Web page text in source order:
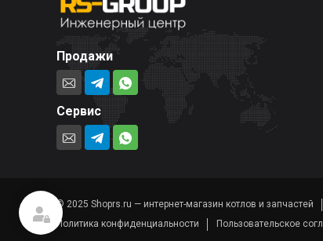
Продажи
Сервис
© 2025 Shoprs.ru — интернет-магазин котлов и запчастей
Политика конфиденциальности
Пользовательское